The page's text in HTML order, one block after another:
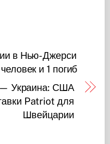
в Нью-Джерси
и 1 погиб
— Украина: США
Patriot для
Швейцарии